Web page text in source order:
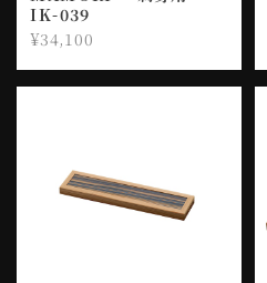
IK-039
¥34,100